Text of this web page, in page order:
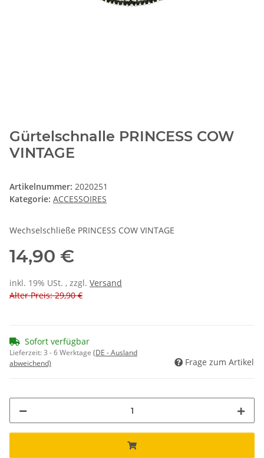
Gürtelschnalle PRINCESS COW
VINTAGE
Artikelnummer: 2020251
Kategorie: ACCESSOIRES
Wechselschließe PRINCESS COW VINTAGE
14,90 €
inkl. 19% USt. , zzgl. Versand
Alter Preis: 29,90 €
Sofort verfügbar
Lieferzeit:3 - 6 Werktage (DE - Ausland
abweichend)
Frage zum Artikel